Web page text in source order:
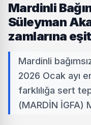
Mardinli
Süleyman
zamlarına
Mardinli
2026 Ocak ayı
farklılığa sert
(MARDİN İGFA)